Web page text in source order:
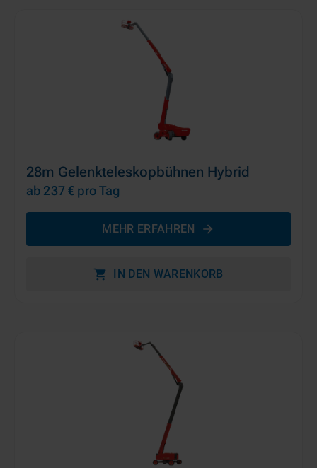
28m Gelenkteleskopbühnen Hybrid
ab 237 € pro Tag
MEHR ERFAHREN
IN DEN WARENKORB